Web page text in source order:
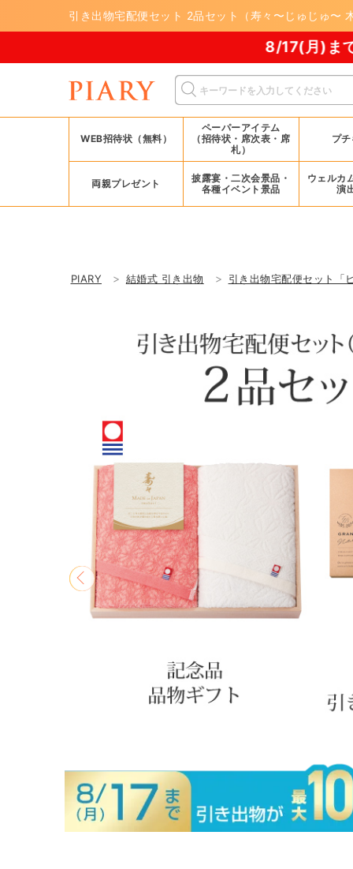
引き出物宅配便セット 2品セット（寿々〜じゅじゅ〜
8/17(月)まで！PIARY 夏祭
WEB招待状（無料）
ペーパーアイテム
（招待状・席次表・席
札）
プ
両親プレゼント
披露宴・二次会景品・
各種イベント景品
ウェルカ
演
PIARY 結婚式 引き出物 引き出物宅配便セット「